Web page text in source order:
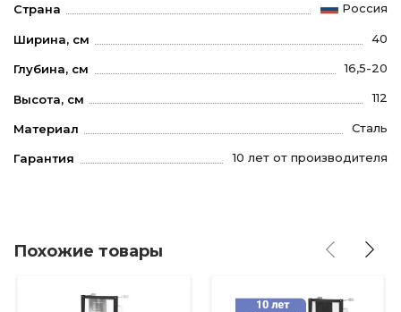
Страна Россия
Ширина, см 40
Глубина, см 16,5-20
Высота, см 112
Материал Сталь
Гарантия 10 лет от производителя
Похожие товары